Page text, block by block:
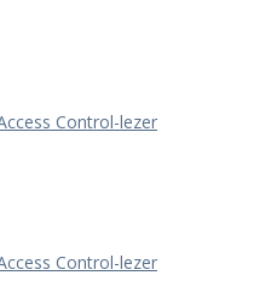
Control-lezer
Control-lezer